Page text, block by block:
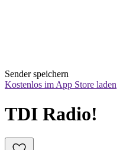
Sender speichern
Kostenlos im App Store laden
TDI Radio!